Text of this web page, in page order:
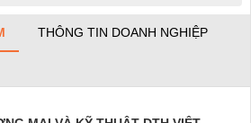
THÔNG TIN DOANH NGHIỆP